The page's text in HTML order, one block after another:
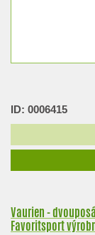
ID: 0006415
Vaurien -
Favoritsport